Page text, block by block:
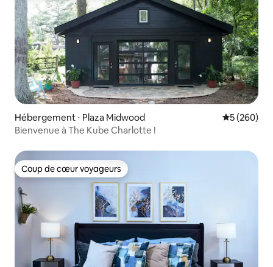
Hébergement ⋅ Plaza Midwood Évaluation
5 (260)
Bienvenue à The Kube Charlotte !
Coup de cœur voyageurs
Coup de cœur voyageurs